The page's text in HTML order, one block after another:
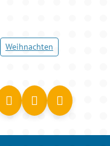
Weihnachten